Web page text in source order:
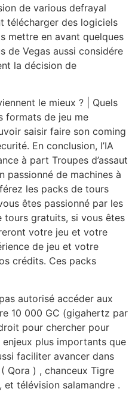
de various defrayal
télécharger des logiciels
mettre en avant quelques
de Vegas aussi considére
la décision de
le mieux ? | Quels
formats de jeu me
saisir faire son coming
En conclusion, l’IA
à part Troupes d’assaut
passionné de machines à
les packs de tours
êtes passionné par les
tours gratuits, si vous êtes
votre jeu et votre
de jeu et votre
crédits. Ces packs
autorisé accéder aux
10 000 GC (gigahertz par
pour chercher pour
plus importants que
faciliter avancer dans
Qora ) , chanceux Tigre
télévision salamandre .